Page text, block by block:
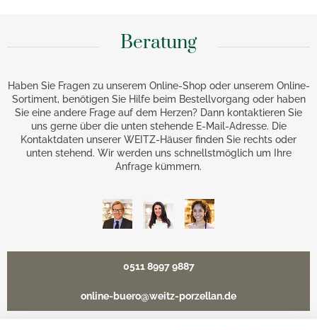
Beratung
Haben Sie Fragen zu unserem Online-Shop oder unserem Online-
Sortiment, benötigen Sie Hilfe beim Bestellvorgang oder haben
Sie eine andere Frage auf dem Herzen? Dann kontaktieren Sie
uns gerne über die unten stehende E-Mail-Adresse. Die
Kontaktdaten unserer WEITZ-Häuser finden Sie rechts oder
unten stehend. Wir werden uns schnellstmöglich um Ihre
Anfrage kümmern.
0511 8997 9887
online-buero@weitz-porzellan.de